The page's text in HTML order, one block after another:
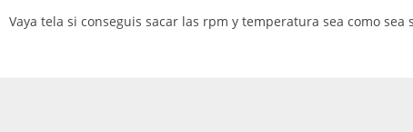
Vaya tela si conseguis sacar las rpm y temperatura sea como sea